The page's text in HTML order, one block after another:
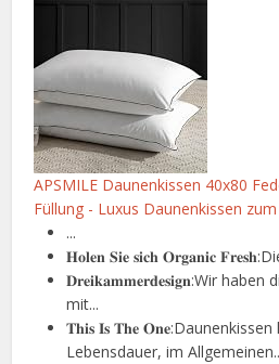
APSMILE Daunenkissen 40x80
Füllung - Luxus Daunenkissen zum
...
𝐇𝐨𝐥𝐞𝐧 𝐒𝐢𝐞 𝐬𝐢𝐜𝐡 𝐎𝐫𝐠𝐚𝐧𝐢𝐜
𝐃𝐫𝐞𝐢𝐤𝐚𝐦𝐦𝐞𝐫𝐝𝐞𝐬𝐢𝐠𝐧:Wir haben
mit...
𝐓𝐡𝐢𝐬 𝐈𝐬 𝐓𝐡𝐞
Lebensdauer, im